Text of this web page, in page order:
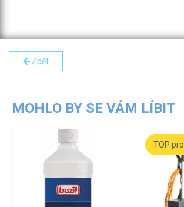
Zpět
MOHLO BY SE VÁM LÍBIT
TOP